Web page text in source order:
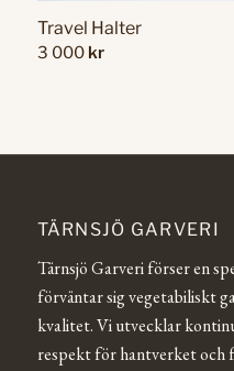
Travel Halter
3 000 kr
TÄRNSJÖ GARVERI
Tärnsjö Garveri förser en
förväntar sig vegetabiliskt
kvalitet. Vi utvecklar
respekt för hantverket och